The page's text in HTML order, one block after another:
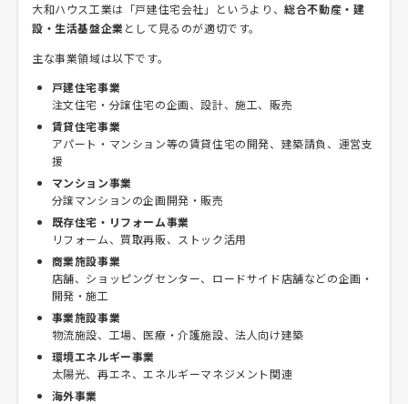
大和ハウス工業は「戸建住宅会社」というより、総合不動産・建
設・生活基盤企業 として見るのが適切です。
主な事業領域は以下です。
戸建住宅事業
注文住宅・分譲住宅の企画、設計、施工、販売
賃貸住宅事業
アパート・マンション等の賃貸住宅の開発、建築請負、運営支
援
マンション事業
分譲マンションの企画開発・販売
既存住宅・リフォーム事業
リフォーム、買取再販、ストック活用
商業施設事業
店舗、ショッピングセンター、ロードサイド店舗などの企画・
開発・施工
事業施設事業
物流施設、工場、医療・介護施設、法人向け建築
環境エネルギー事業
太陽光、再エネ、エネルギーマネジメント関連
海外事業